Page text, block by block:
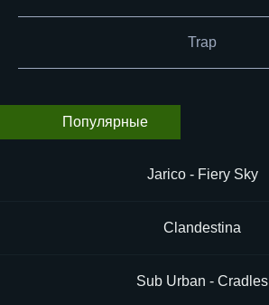
Trap
Популярные
Jarico - Fiery Sky
Clandestina
Sub Urban - Cradles